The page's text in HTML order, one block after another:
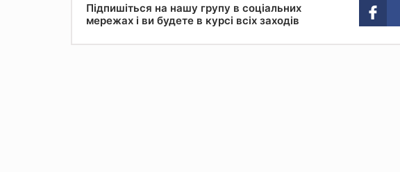
Підпишіться на нашу групу в соціальних
мережах і ви будете в курсі всіх заходів